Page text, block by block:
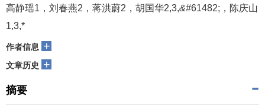
高静瑶1，刘春燕2，蒋洪蔚2，胡国华2,3,&#61482;，陈庆山
1,3,*
作者信息 +
文章历史 +
摘要